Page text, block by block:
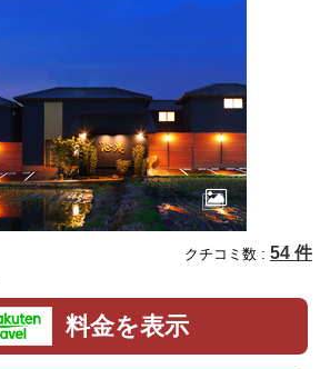
クチコミ数 : 54 件
料金を表示